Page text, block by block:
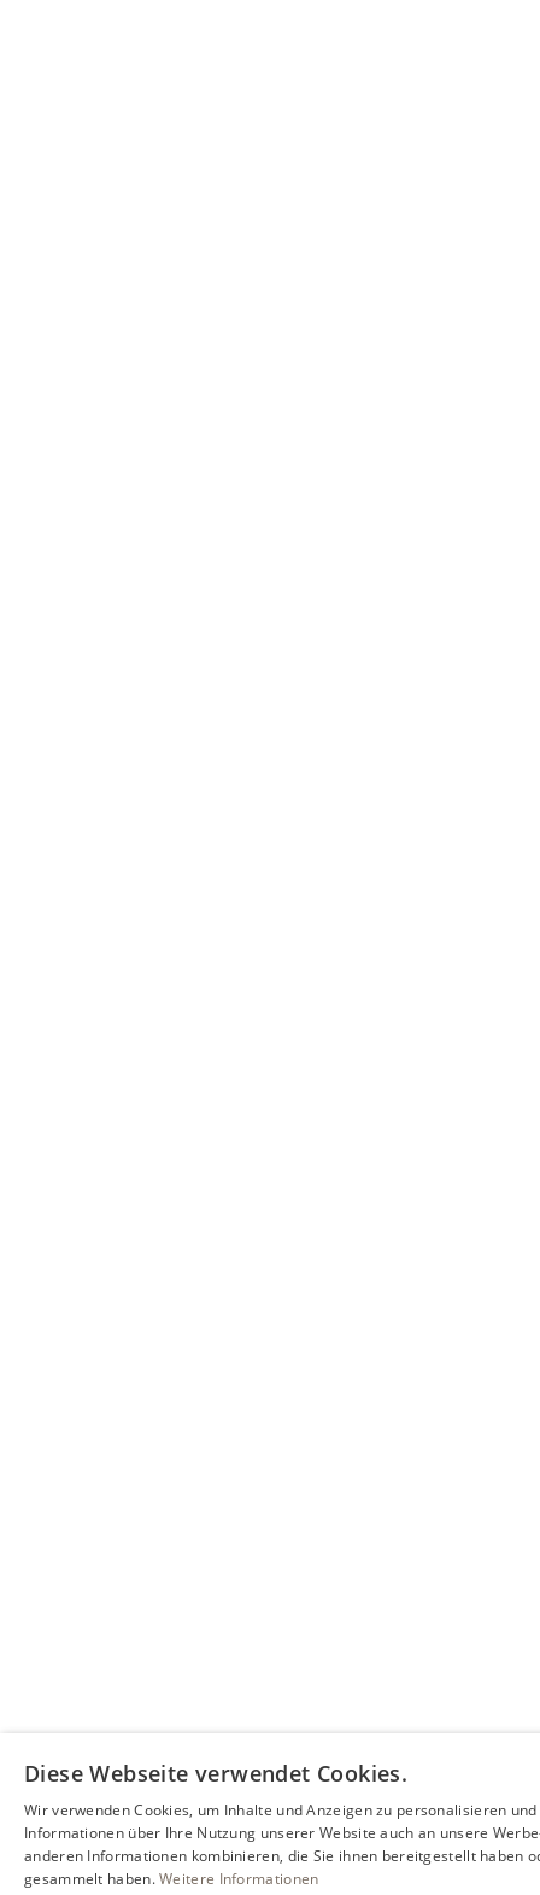
Diese Webseite verwendet Cookies.
Wir verwenden Cookies, um Inhalte und Anzeigen zu personalisieren
Informationen über Ihre Nutzung unserer Website auch an unsere
anderen Informationen kombinieren, die Sie ihnen bereitgestellt haben
gesammelt haben.Weitere Informationen